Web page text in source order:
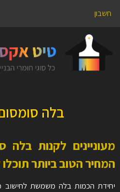
חשבון
בלה
מעוניינים לקנות בלה
המחיר הטוב ביותר
יחידת הכמות בלה משמשת לחישוב